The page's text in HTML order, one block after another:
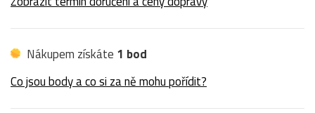
Nákupem získáte 1 bod
Co jsou body a co si za ně mohu pořídit?